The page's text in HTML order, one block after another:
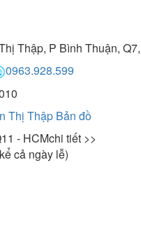
Thập, P Bình Thuận,
0963.928.599
Thị Thập Bản đồ
- HCMchi tiết >>
cả ngày lễ)